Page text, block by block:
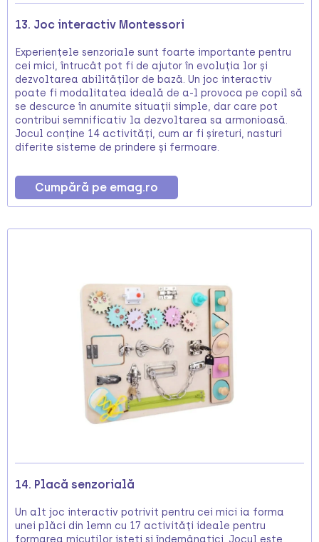
13. Joc interactiv Montessori
Experiențele senzoriale sunt foarte importante pentru
cei mici, întrucât pot fi de ajutor în evoluția lor și
dezvoltarea abilităților de bază. Un joc interactiv
poate fi modalitatea ideală de a-l provoca pe copil să
se descurce în anumite situații simple, dar care pot
contribui semnificativ la dezvoltarea sa armonioasă.
Jocul conține 14 activități, cum ar fi șireturi, nasturi
diferite sisteme de prindere și fermoare.
Cumpără pe emag.ro
14. Placă senzorială
Un alt joc interactiv potrivit pentru cei mici ia forma
unei plăci din lemn cu 17 activități ideale pentru